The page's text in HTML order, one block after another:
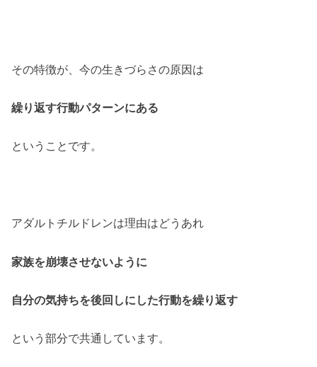
その特徴が、今の生きづらさの原因は
繰り返す行動パターンにある
ということです。
アダルトチルドレンは理由はどうあれ
家族を崩壊させないように
自分の気持ちを後回しにした行動を繰り返す
という部分で共通しています。